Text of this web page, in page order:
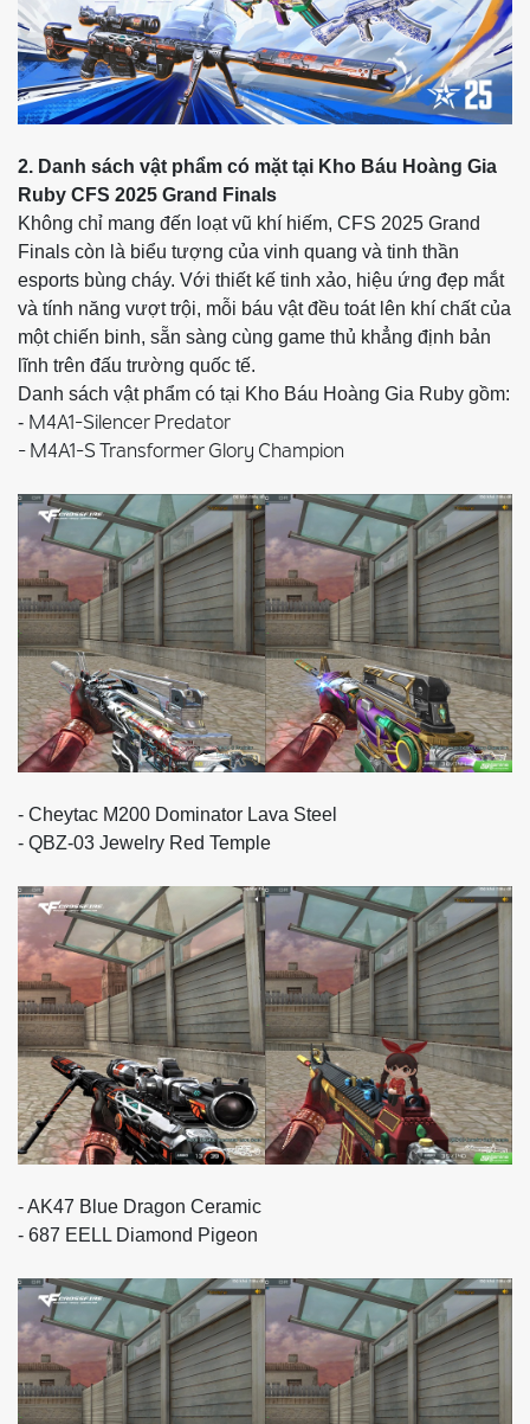
2. Danh sách vật phẩm có mặt tại Kho Báu Hoàng Gia
Ruby CFS 2025 Grand Finals
Không chỉ mang đến loạt vũ khí hiếm, CFS 2025 Grand
Finals còn là biểu tượng của vinh quang và tinh thần
esports bùng cháy. Với thiết kế tinh xảo, hiệu ứng đẹp mắt
và tính năng vượt trội, mỗi báu vật đều toát lên khí chất của
một chiến binh, sẵn sàng cùng game thủ khẳng định bản
lĩnh trên đấu trường quốc tế.
Danh sách vật phẩm có tại Kho Báu Hoàng Gia Ruby gồm:
- M4A1-Silencer Predator
- M4A1-S Transformer Glory Champion
- Cheytac M200 Dominator Lava Steel
- QBZ-03 Jewelry Red Temple
- AK47 Blue Dragon Ceramic
- 687 EELL Diamond Pigeon